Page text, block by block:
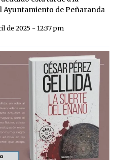
Ayuntamiento de Peñaranda
de 2025 - 12:37 pm